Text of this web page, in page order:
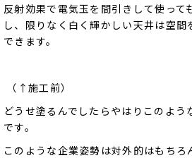
反射効果で電気玉を間引きして使って
し、限りなく白く輝かしい天井は空
できます。
（↑施工前）
どうせ塗るんでしたらやはりこのよう
です。
このような企業姿勢は対外的はもちろ